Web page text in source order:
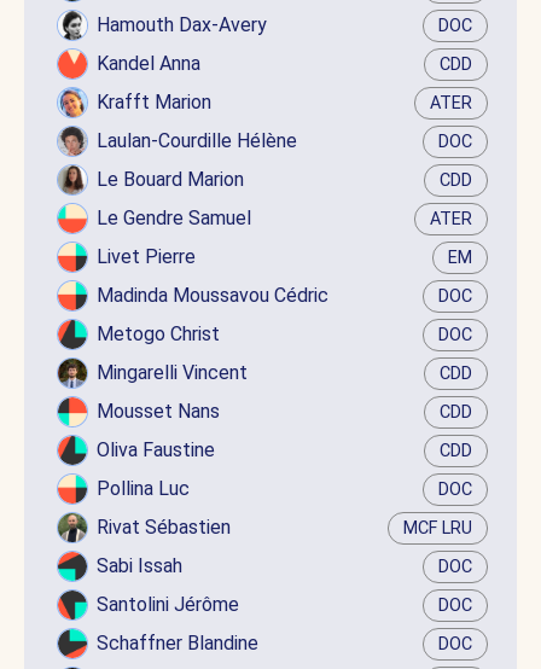
Hamouth Dax-Avery DOC
Kandel Anna CDD
Krafft Marion ATER
Laulan-Courdille Hélène DOC
Le Bouard Marion CDD
Le Gendre Samuel ATER
Livet Pierre EM
Madinda Moussavou Cédric DOC
Metogo Christ DOC
Mingarelli Vincent CDD
Mousset Nans CDD
Oliva Faustine CDD
Pollina Luc DOC
Rivat Sébastien MCF LRU
Sabi Issah DOC
Santolini Jérôme DOC
Schaffner Blandine DOC